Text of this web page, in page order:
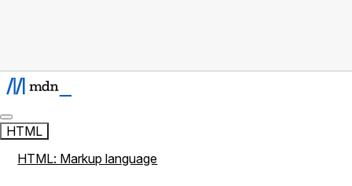
HTML
HTML: Markup language